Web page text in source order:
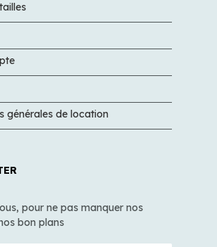
générales de location
pour ne pas manquer nos
bon plans